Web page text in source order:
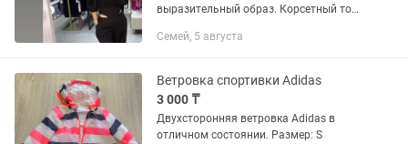
выразительный образ. Корсетный топ
подчеркивает талию, добавляя образу
Семей, 5 августа
Ветровка спортивки Adidas
3 000 ₸
Двухсторонняя ветровка Adidas в
отличном состоянии. Размер: S